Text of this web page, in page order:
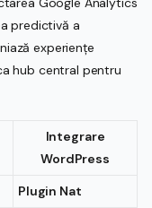
predictivă a
experiențe
hub central pentru
Integrare
WordPress
Plugin Nat